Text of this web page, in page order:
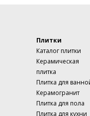
Плитки
Каталог плитки
Керамическая
плитка
Плитка для
Керамогранит
Плитка для пола
Плитка для кухни